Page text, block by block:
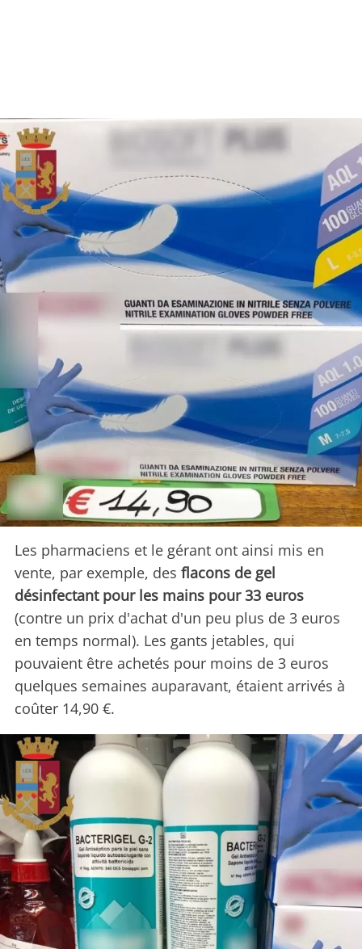
Les pharmaciens et le gérant ont ainsi mis en
vente, par exemple, des flacons de gel
désinfectant pour les mains pour 33 euros
(contre un prix d'achat d'un peu plus de 3 euros
en temps normal). Les gants jetables, qui
pouvaient être achetés pour moins de 3 euros
quelques semaines auparavant, étaient arrivés à
coûter 14,90 €.